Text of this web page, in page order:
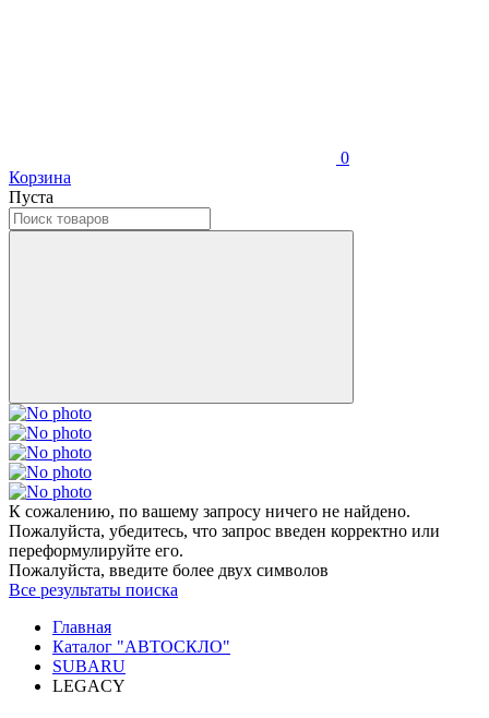
0
Корзина
Пуста
К сожалению, по вашему запросу ничего не найдено.
Пожалуйста, убедитесь, что запрос введен корректно или
переформулируйте его.
Пожалуйста, введите более двух символов
Все результаты поиска
Главная
Каталог "АВТОСКЛО"
SUBARU
LEGACY